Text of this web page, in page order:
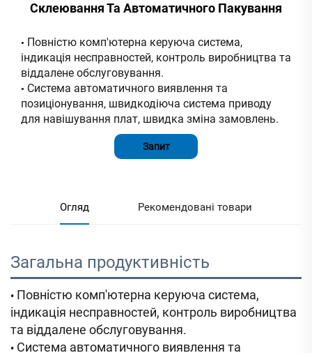
Склеювання Та Автоматичного Пакування
• Повністю комп'ютерна керуюча система,
індикація несправностей, контроль виробництва та
віддалене обслуговування.
• Система автоматичного виявлення та
позиціонування, швидкодіюча система приводу
для навішування плат, швидка зміна замовлень.
Запит
Огляд Рекомендовані товари
Загальна продуктивність
• Повністю комп'ютерна керуюча система,
індикація несправностей, контроль виробництва
та віддалене обслуговування.
• Система автоматичного виявлення та